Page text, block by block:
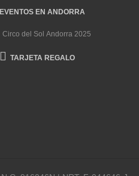
EVENTOS EN ANDORRA
Circo del Sol Andorra 2025
TARJETA REGALO